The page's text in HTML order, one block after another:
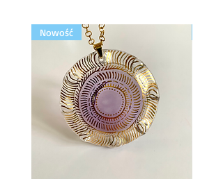
Nowość